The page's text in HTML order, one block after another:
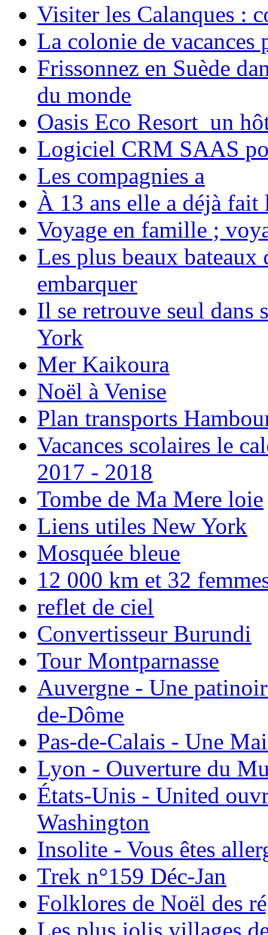
Visiter les Calanques :
La colonie de vacances
Frissonnez en Suède
du monde
Oasis Eco Resort un
Logiciel CRM SAAS
Les compagnies a
À 13 ans elle a déjà
Voyage en famille ;
Les plus beaux bateaux
embarquer
Il se retrouve seul dans
York
Mer Kaikoura
Noël à Venise
Plan transports
Vacances scolaires le
2017 - 2018
Tombe de Ma Mere loie
Liens utiles New York
Mosquée bleue
12 000 km et 32
reflet de ciel
Convertisseur Burundi
Tour Montparnasse
Auvergne - Une
de-Dôme
Pas-de-Calais - Une
Lyon - Ouverture du
États-Unis - United
Washington
Insolite - Vous êtes
Trek n°159 Déc-Jan
Folklores de Noël des
Les plus jolis villages